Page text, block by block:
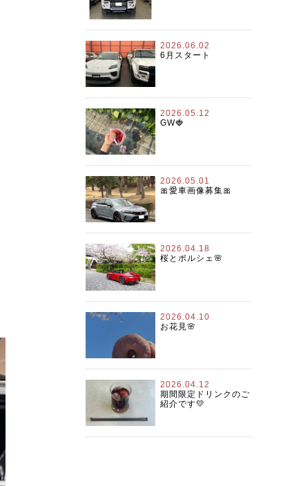
2026.06.02
6月スタート
2026.05.12
GW🍓
2026.05.01
🎀愛車画像募集🎀
2026.04.18
桜とポルシェ🌸
2026.04.10
お花見🌸
2026.04.12
期間限定ドリンクのご
紹介です💛